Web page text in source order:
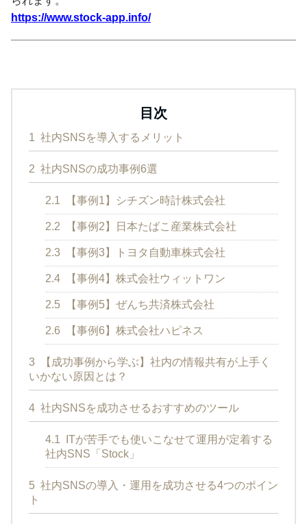
https://www.stock-app.info/
目次
1 社内SNSを導入するメリット
2 社内SNSの成功事例6選
2.1 【事例1】シチズン時計株式会社
2.2 【事例2】日本たばこ産業株式会社
2.3 【事例3】トヨタ自動車株式会社
2.4 【事例4】株式会社ウィットワン
2.5 【事例5】ぜんち共済株式会社
2.6 【事例6】株式会社ハピネス
3
【成功事例から学ぶ】社内の情報共有が上手く
いかない原因とは？
4 社内SNSを成功させるおすすめのツール
4.1
ITが苦手でも使いこなせて運用が定着する
社内SNS「Stock」
5 社内SNSの導入・運用を成功させる4つのポイン
ト